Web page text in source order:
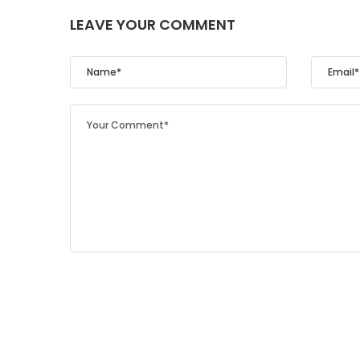
LEAVE YOUR COMMENT